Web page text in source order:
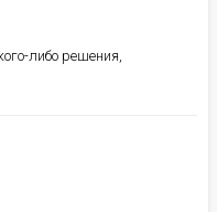
либо решения,